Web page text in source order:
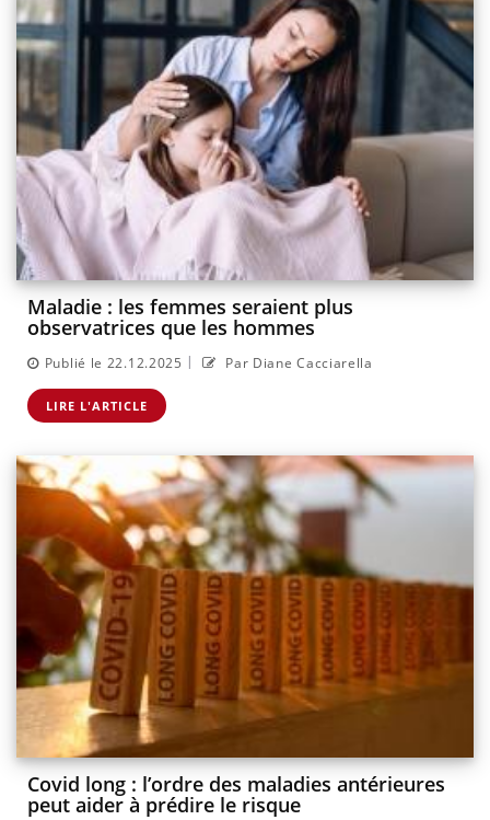
Maladie : les femmes seraient plus
observatrices que les hommes
Publié le 22.12.2025 | Par Diane Cacciarella
LIRE L'ARTICLE
Covid long : l’ordre des maladies antérieures
peut aider à prédire le risque